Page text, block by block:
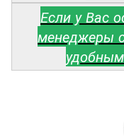
Если у Вас
менеджеры